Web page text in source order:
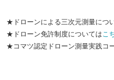
★ドローンによる三次元測量につ
★ドローン免許制度についてはこ
★コマツ認定ドローン測量実践コ